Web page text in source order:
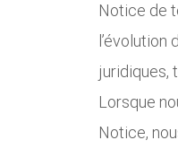
Notice de
juridiques,
Lorsque
Notice,